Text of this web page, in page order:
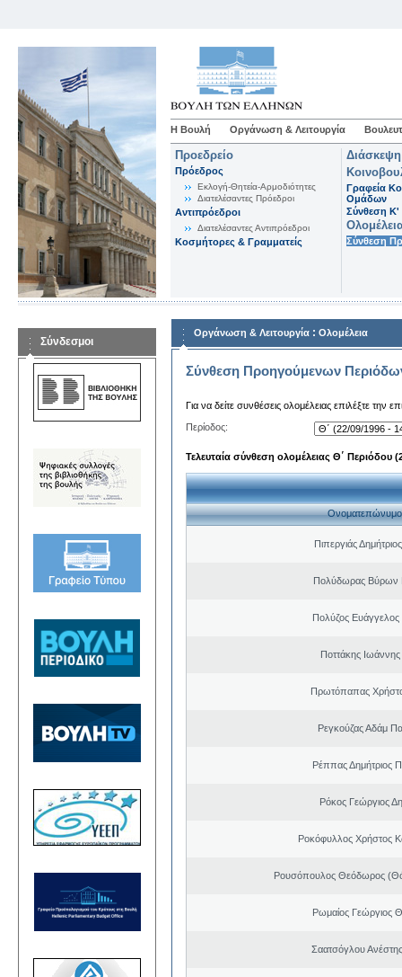
Η Βουλή Οργάνωση & Λειτουργία
Προεδρείο
Πρόεδρος
Εκλογή-Θητεία-Αρμοδιότητες
Διατελέσαντες Πρόεδροι
Αντιπρόεδροι
Διατελέσαντες Αντιπρόεδροι
Κοσμήτορες & Γραμματείς
Γραφεία
Ομάδων
Σύνθεση K'
Σύνθεση
Σύνδεσμοι
Οργάνωση & Λειτουργία : Ολομέλεια
Σύνθεση Προηγούμενων
Για να δείτε συνθέσεις ολομέλειας επιλέξτε την
Περίοδος:
Τελευταία σύνθεση ολομέλειας Θ΄ Περιόδου
Ονοματεπώνυμο
Πιπεργιάς
Πολύδωρας Βύρων
Πολύζος Ευάγγελος
Ποττάκης
Πρωτόπαπας
Ρεγκούζας Αδάμ
Ρέππας Δημήτριος
Ρόκος Γεώργιος
Ροκόφυλλος Χρήστος
Ρουσόπουλος Θεόδωρος
Ρωμαίος Γεώργιος
Σαατσόγλου